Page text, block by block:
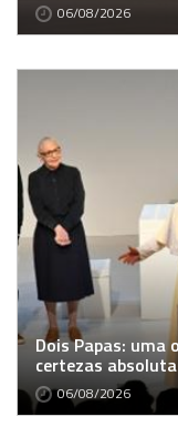
06/08/2026
Dois Papas: uma
certezas
06/08/2026